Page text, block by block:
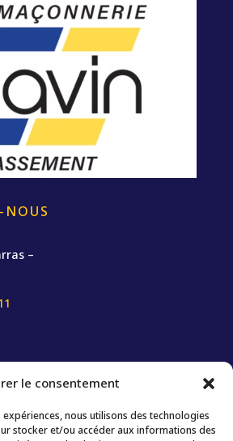
le consentement
nous utilisons des technologies
stocker et/ou accéder aux informations des
NOUS
–